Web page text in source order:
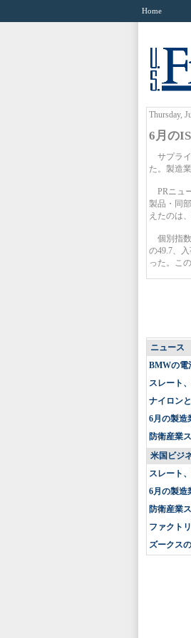
Home
Thursday,
6月の
サプライ
た。製造
PRニュ
製品・同
えたのは
個別指数
の49.7、
った。こ
ニュース
BMWの電
スレート
ナイロン
6月の製造
防衛産業
米国ビジ
スレート
6月の製造
防衛産業
ファクト
ズークス